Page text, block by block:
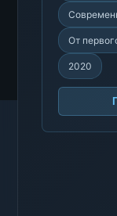
От
2020